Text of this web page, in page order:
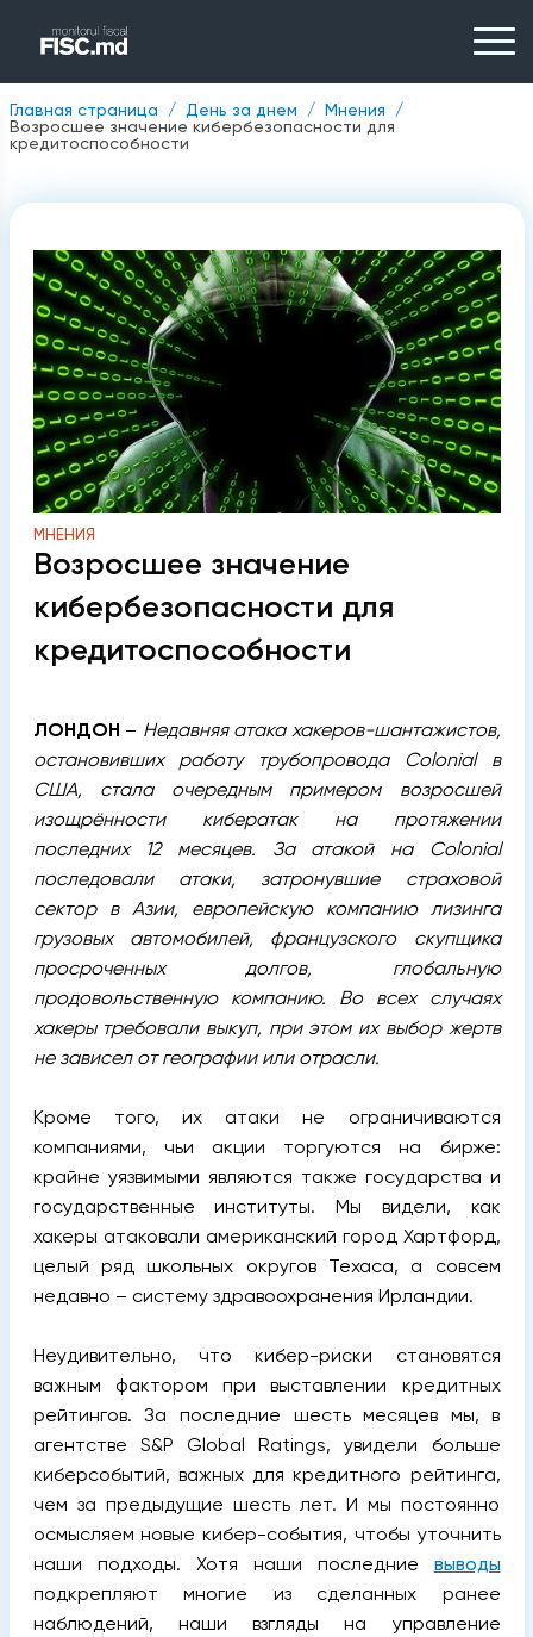
Главная страница День за днем
Мнения
Возросшее значение кибербезопасности для
кредитоспособности
МНЕНИЯ
Возросшее значение
кибербезопасности для
кредитоспособности
ЛОНДОН – Недавняя атака хакеров-шантажистов,
остановивших работу трубопровода Colonial в
США, стала очередным примером возросшей
изощрённости кибератак на протяжении
последних 12 месяцев. За атакой на Colonial
последовали атаки, затронувшие страховой
сектор в Азии, европейскую компанию лизинга
грузовых автомобилей, французского скупщика
просроченных долгов, глобальную
продовольственную компанию. Во всех случаях
хакеры требовали выкуп, при этом их выбор жертв
не зависел от географии или отрасли.
Кроме того, их атаки не ограничиваются
компаниями, чьи акции торгуются на бирже:
крайне уязвимыми являются также государства и
государственные институты. Мы видели, как
хакеры атаковали американский город Хартфорд,
целый ряд школьных округов Техаса, а совсем
недавно – систему здравоохранения Ирландии.
Неудивительно, что кибер-риски становятся
важным фактором при выставлении кредитных
рейтингов. За последние шесть месяцев мы, в
агентстве S&P Global Ratings, увидели больше
киберсобытий, важных для кредитного рейтинга,
чем за предыдущие шесть лет. И мы постоянно
осмысляем новые кибер-события, чтобы уточнить
наши подходы. Хотя наши последние выводы
подкрепляют многие из сделанных ранее
наблюдений, наши взгляды на управление